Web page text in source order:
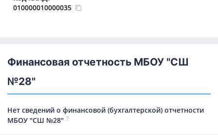
010000010000035
Финансовая отчетность МБОУ "СШ
№28"
Нет сведений о финансовой (бухгалтерской) отчетности
МБОУ "СШ №28" ?